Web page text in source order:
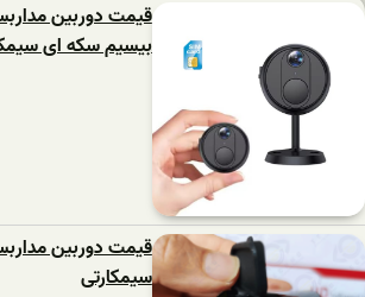
قیمت دوربین
بیسیم سکه ای
قیمت دوربین
سیمکارتی